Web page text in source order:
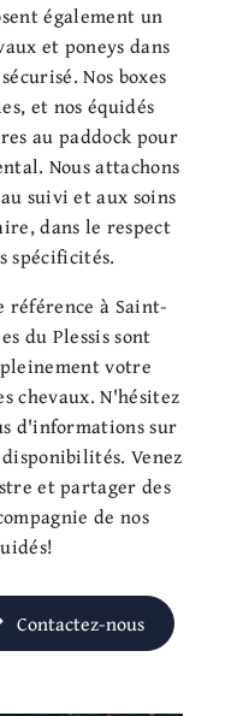
également un
et poneys dans
Nos boxes
et nos équidés
au paddock pour
Nous attachons
suivi et aux soins
dans le respect
spécificités.
référence à Saint-
du Plessis sont
votre
chevaux. N'hésitez
d'informations sur
Venez
et partager des
de nos
Contactez-nous